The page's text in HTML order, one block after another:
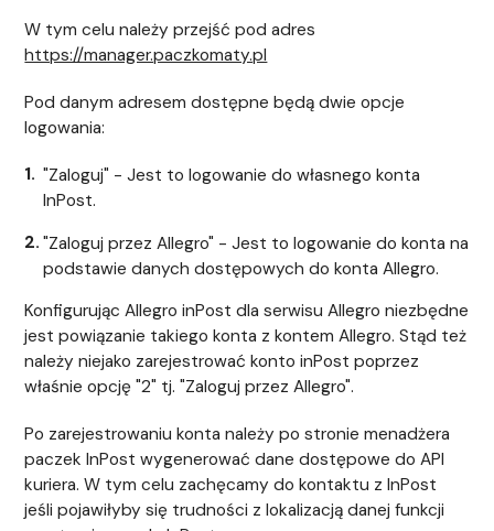
W tym celu należy przejść pod adres
https://manager.paczkomaty.pl
Pod danym adresem dostępne będą dwie opcje
logowania:
"Zaloguj" - Jest to logowanie do własnego konta
InPost.
"Zaloguj przez Allegro" - Jest to logowanie do konta na
podstawie danych dostępowych do konta Allegro.
Konfigurując Allegro inPost dla serwisu Allegro niezbędne
jest powiązanie takiego konta z kontem Allegro. Stąd też
należy niejako zarejestrować konto inPost poprzez
właśnie opcję "2" tj. "Zaloguj przez Allegro".
Po zarejestrowaniu konta należy po stronie menadżera
paczek InPost wygenerować dane dostępowe do API
kuriera. W tym celu zachęcamy do kontaktu z InPost
jeśli pojawiłyby się trudności z lokalizacją danej funkcji